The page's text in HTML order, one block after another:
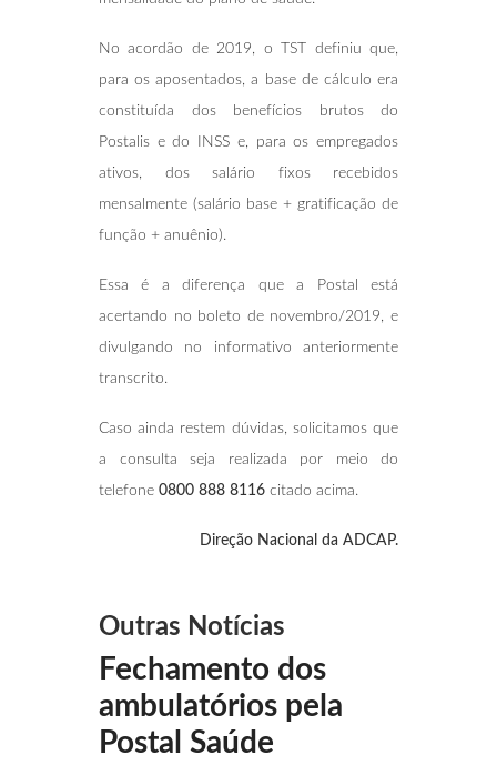
No acordão de 2019, o TST definiu que,
para os aposentados, a base de cálculo era
constituída dos benefícios brutos do
Postalis e do INSS e, para os empregados
ativos, dos salário fixos recebidos
mensalmente (salário base + gratificação de
função + anuênio).
Essa é a diferença que a Postal está
acertando no boleto de novembro/2019, e
divulgando no informativo anteriormente
transcrito.
Caso ainda restem dúvidas, solicitamos que
a consulta seja realizada por meio do
telefone 0800 888 8116 citado acima.
Direção Nacional da ADCAP.
Outras Notícias
Fechamento dos
ambulatórios pela
Postal Saúde